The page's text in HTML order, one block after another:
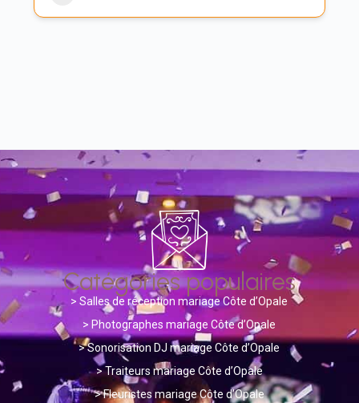
Catégories populaires
>Salles de réception mariage Côte d’Opale
> Photographes mariage Côte d’Opale
>Sonorisation DJ mariage Côte d’Opale
>Traiteurs mariage Côte d’Opale
>Fleuristes mariage Côte d’Opale